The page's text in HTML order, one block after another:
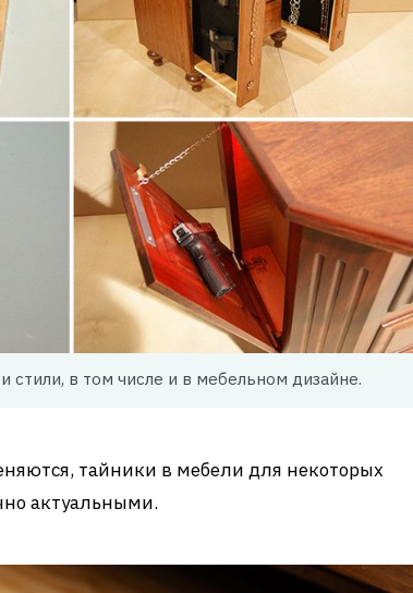
стили, в том числе и в мебельном дизайне.
тайники в мебели для некоторых
актуальными.